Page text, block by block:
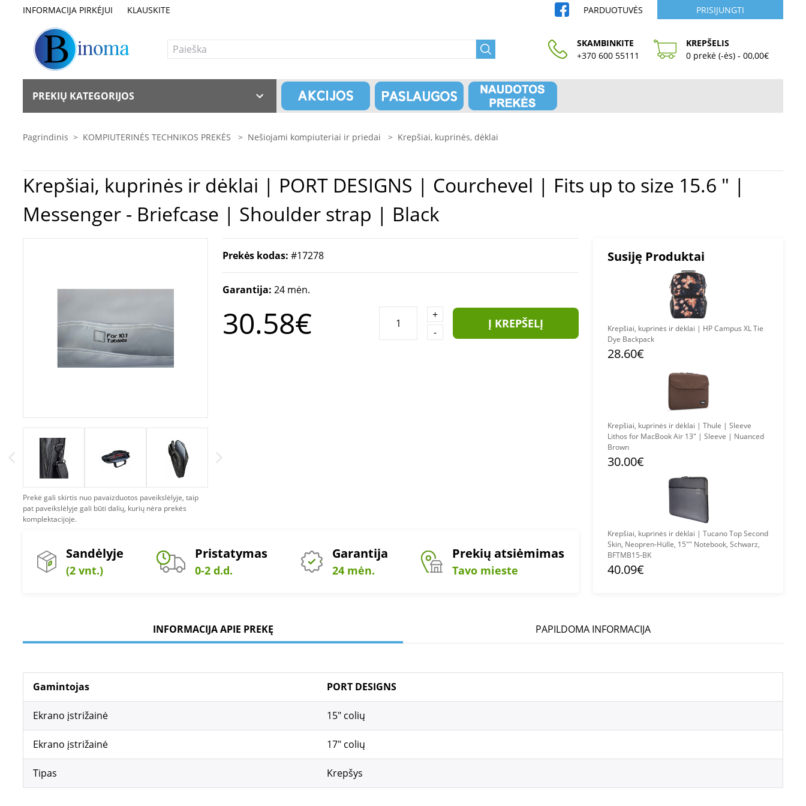
INFORMACIJA PIRKĖJUI KLAUSKITE PARDUOTUVĖS PRISIJUNGTI
SKAMBINKITE
+370 600 55111
KREPŠELIS
0 prekė (-ės) - 00,00€
PREKIŲ KATEGORIJOS
Pagrindinis > KOMPIUTERINĖS TECHNIKOS PREKĖS > Nešiojami kompiuteriai ir priedai > Krepšiai, kuprinės, dėklai
Krepšiai, kuprinės ir dėklai | PORT DESIGNS | Courchevel | Fits up to size 15.6 " |
Messenger - Briefcase | Shoulder strap | Black
Prekė gali skirtis nuo pavaizduotos paveikslėlyje, taip
pat paveikslėlyje gali būti dalių, kurių nėra prekės
komplektacijoje.
Prekės kodas: #17278
Garantija: 24 mėn.
30.58€
+
-
Į KREPŠELĮ
Sandėlyje
(2 vnt.)
Pristatymas
0-2 d.d.
Garantija
24 mėn.
Prekių atsiėmimas
Tavo mieste
Susiję Produktai
Krepšiai, kuprinės ir dėklai | HP Campus XL Tie
Dye Backpack
28.60€
Krepšiai, kuprinės ir dėklai | Thule | Sleeve
Lithos for MacBook Air 13" | Sleeve | Nuanced
Brown
30.00€
Krepšiai, kuprinės ir dėklai | Tucano Top Second
Skin, Neopren-Hülle, 15"" Notebook, Schwarz,
BFTMB15-BK
40.09€
INFORMACIJA APIE PREKĘ PAPILDOMA INFORMACIJA
Gamintojas PORT DESIGNS
Ekrano įstrižainė 15" colių
Ekrano įstrižainė 17" colių
Tipas Krepšys